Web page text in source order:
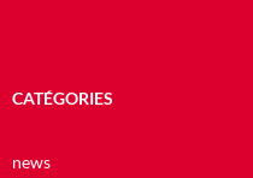
CATÉGORIES
news